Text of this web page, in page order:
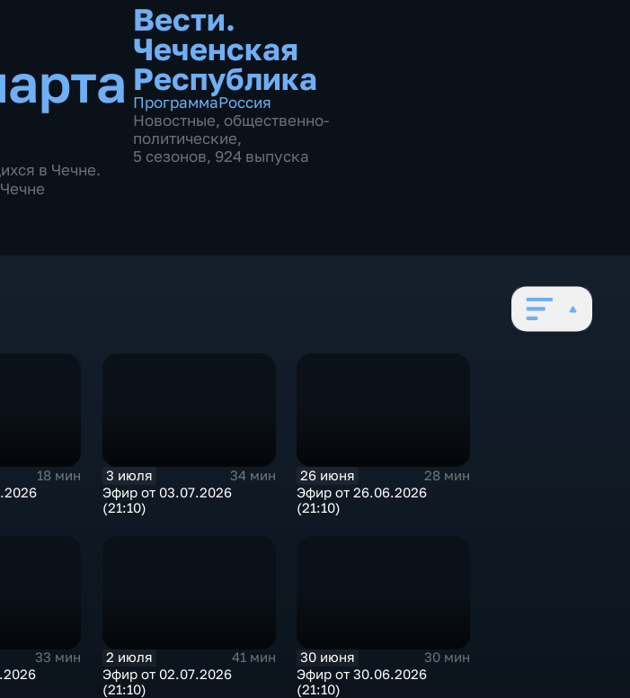
в Чечне.
Вести.
Чеченская
Республика
ПрограммаРоссия
Новостные, общественно-
политические,
5 сезонов, 924 выпуска
18 мин
3 июля
34 мин
Эфир от 03.07.2026
(21:10)
26 июня
28 мин
Эфир от 26.06.2026
(21:10)
33 мин
2 июля
41 мин
Эфир от 02.07.2026
(21:10)
30 июня
30 мин
Эфир от 30.06.2026
(21:10)